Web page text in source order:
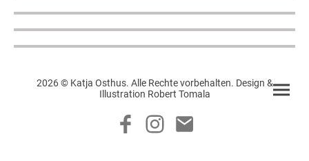
2026 © Katja Osthus. Alle Rechte vorbehalten. Design &
Illustration Robert Tomala